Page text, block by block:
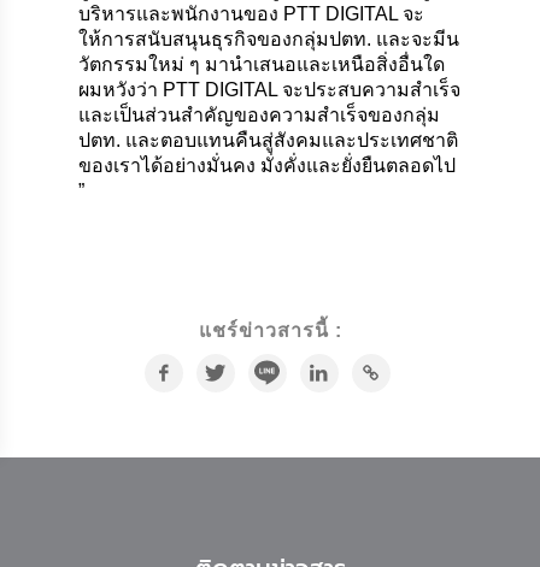
บริหารและพนักงานของ PTT DIGITAL จะ
ให้การสนับสนุนธุรกิจของกลุ่มปตท. และจะมีน
วัตกรรมใหม่ ๆ มานำเสนอและเหนือสิ่งอื่นใด
ผมหวังว่า PTT DIGITAL จะประสบความสำเร็จ
และเป็นส่วนสำคัญของความสำเร็จของกลุ่ม
ปตท. และตอบแทนคืนสู่สังคมและประเทศชาติ
ของเราได้อย่างมั่นคง มั่งคั่งและยั่งยืนตลอดไป
”
แชร์ข่าวสารนี้ :